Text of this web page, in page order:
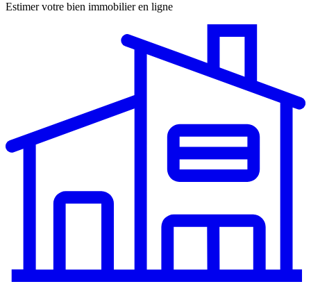
Estimer votre bien immobilier en ligne